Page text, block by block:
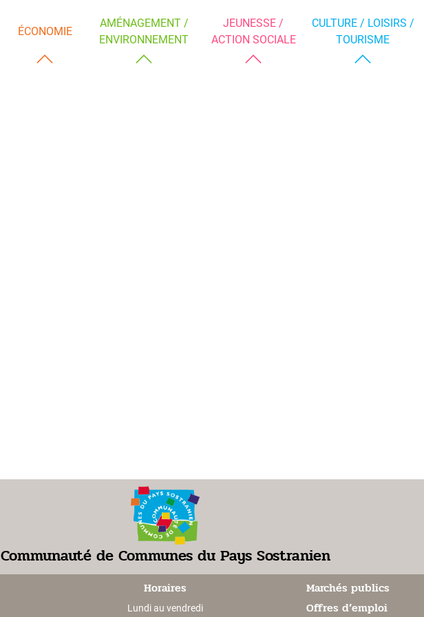
ÉCONOMIE
AMÉNAGEMENT /
ENVIRONNEMENT
JEUNESSE /
ACTION SOCIALE
CULTURE / LOISIRS /
TOURISME
Communauté de Communes du Pays Sostranien
Horaires
Lundi au vendredi
Marchés publics
Offres d’emploi